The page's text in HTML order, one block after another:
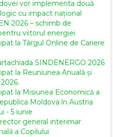
vor implementa două
cu impact național
2026 – schimb de
viitorul energiei
la Târgul Online de Cariere
SINDENERGO 2026
la Reuniunea Anuală și
la Misiunea Economică a
Moldova în Austria
- 5 iunie
general interimar
a Copilului